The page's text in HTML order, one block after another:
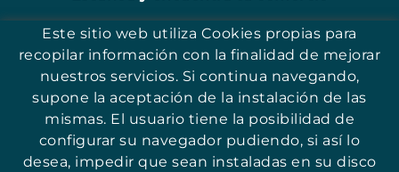
17251 - Sant Antoni (Girona)
Este sitio web utiliza Cookies propias para
recopilar información con la finalidad de mejorar
nuestros servicios. Si continua navegando,
supone la aceptación de la instalación de las
mismas. El usuario tiene la posibilidad de
configurar su navegador pudiendo, si así lo
desea, impedir que sean instaladas en su disco